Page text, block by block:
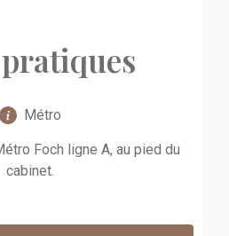
Métro
Foch ligne A, au pied du
cabinet.